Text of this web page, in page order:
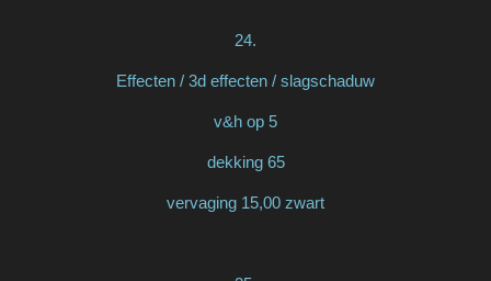
24.
Effecten / 3d effecten / slagschaduw
v&h op 5
dekking 65
vervaging 15,00 zwart